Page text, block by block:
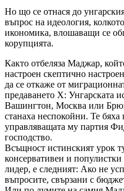
Но що се отнася до
въпрос на идеология,
икономика, влошаващи се
корупцията.
Както отбеляза Маджар,
настроен скептично
да се откаже от
предаването X: Унгарската
Вашингтон, Москва или
станаха неспокойни. Те
управляващата му партия
господство.
Всъщност истинският урок
консервативен и
лидер, е следният: Ако не
въпросите, свързани с